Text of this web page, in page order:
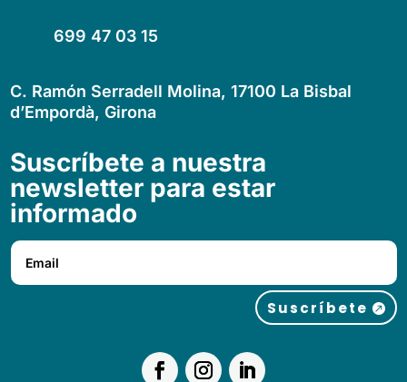
699 47 03 15
C. Ramón Serradell Molina, 17100 La Bisbal
d’Empordà, Girona
Suscríbete a nuestra
newsletter para estar
informado
Suscríbete